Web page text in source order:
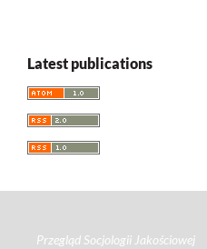
Latest publications
Przegląd Socjologii Jakościowej